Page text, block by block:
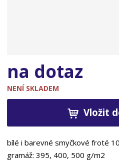
na dotaz
NENÍ SKLADEM
Vložit
bílé i barevné smyčkové froté
gramáž: 395, 400, 500 g/m2